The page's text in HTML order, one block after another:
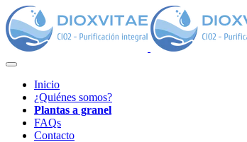
Inicio
¿Quiénes somos?
Plantas a granel
FAQs
Contacto